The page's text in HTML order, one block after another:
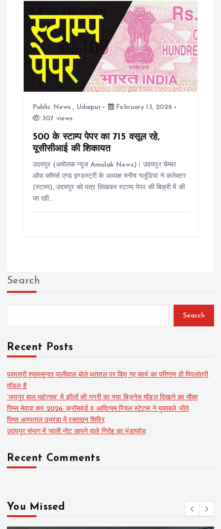
Public News , Udaipur
February 13, 2026
307 views
500 के स्टाम्प पेपर का 715 वसूल रहे,
यूसीसीआई की शिकायत
उदयपुर (अमोलक न्यूज Amolak News)। उदयपुर चेम्बर
ऑफ कॉमर्स एण्ड इण्डस्ट्री के अध्यक्ष मनीष गलूंडिया ने कलेक्टर
(स्टाम्प), उदयपुर को पत्र लिखकर स्टाम्प पेपर की बिक्री में की
जा रही…
Search
Search
Recent Posts
पद्मश्री श्यामसुन्दर पालीवाल बोले धरातल पर किए गए कार्य का परिणाम ही पिपलांत्री
मॉडल है
‘जयपुर बाल महोत्सव’ में झीलों की नगरी का नया बिज़नेस मॉडल दिखाने का मौका
पिम्स मेवाड़ कप 2026: क्रॉसवर्ड व आदित्यम रियल स्टेट्स ने मुकाबले जीते
पिम्स अस्पताल उमरडा में रक्तदान शिविर
उदयपुर संभाग में जाली नोट छापने वाले गिरोह का भंडाफोड़
Recent Comments
You Missed